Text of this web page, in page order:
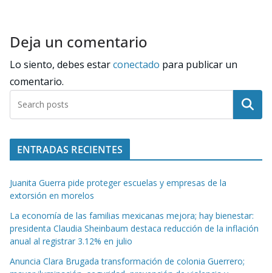
Deja un comentario
Lo siento, debes estarconectado para publicar un
comentario.
Buscar
ENTRADAS RECIENTES
Juanita Guerra pide proteger escuelas y empresas de la
extorsión en morelos
La economía de las familias mexicanas mejora; hay bienestar:
presidenta Claudia Sheinbaum destaca reducción de la inflación
anual al registrar 3.12% en julio
Anuncia Clara Brugada transformación de colonia Guerrero;